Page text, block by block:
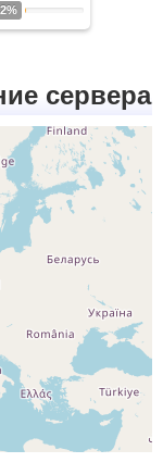
2%
сервера